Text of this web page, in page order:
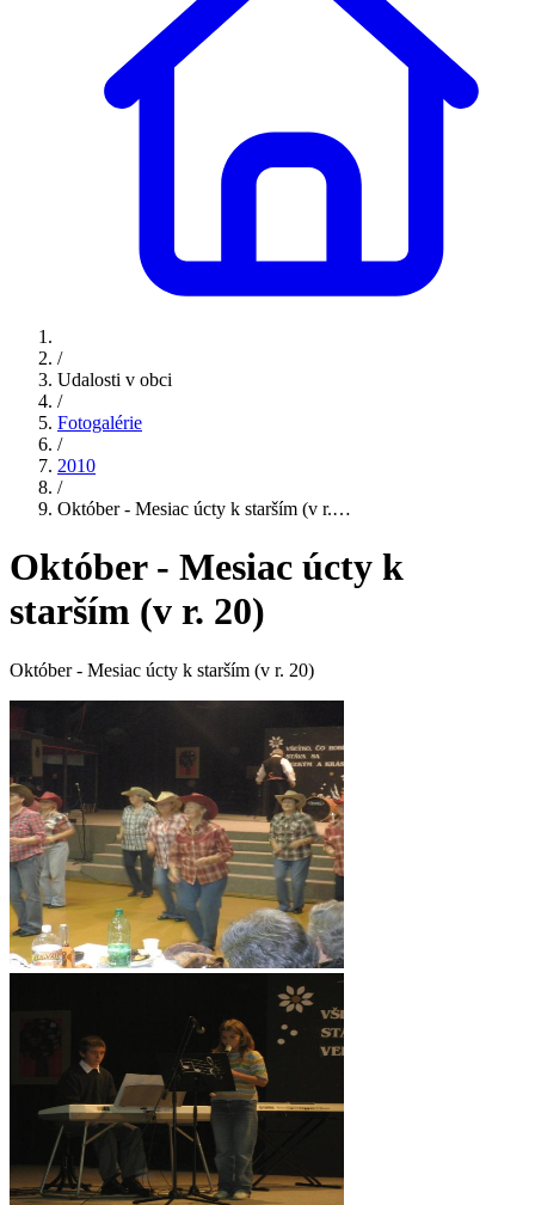
/
Udalosti v obci
/
Fotogalérie
/
2010
/
Október - Mesiac úcty k starším (v r.…
Október - Mesiac úcty k
starším (v r. 20)
Október - Mesiac úcty k starším (v r. 20)